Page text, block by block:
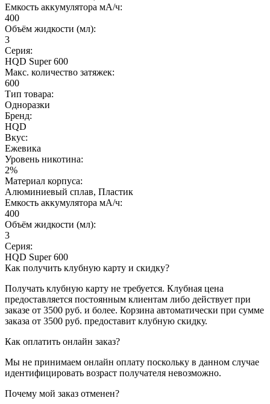
Емкость аккумулятора мА/ч:
400
Объём жидкости (мл):
3
Серия:
HQD Super 600
Макс. количество затяжек:
600
Тип товара:
Одноразки
Бренд:
HQD
Вкус:
Ежевика
Уровень никотина:
2%
Материал корпуса:
Алюминиевый сплав, Пластик
Емкость аккумулятора мА/ч:
400
Объём жидкости (мл):
3
Серия:
HQD Super 600
Как получить клубную карту и скидку?
Получать клубную карту не требуется. Клубная цена
предоставляется постоянным клиентам либо действует при
заказе от 3500 руб. и более. Корзина автоматически при сумме
заказа от 3500 руб. предоставит клубную скидку.
Как оплатить онлайн заказ?
Мы не принимаем онлайн оплату поскольку в данном случае
идентифицировать возраст получателя невозможно.
Почему мой заказ отменен?